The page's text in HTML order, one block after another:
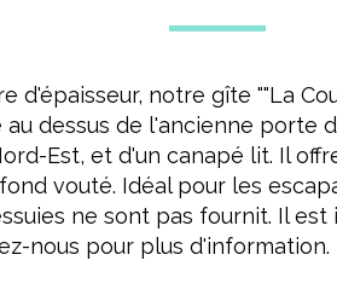
d'épaisseur, notre gîte ""La
dessus de l'ancienne porte
Est, et d'un canapé lit. Il
vouté. Idéal pour les
ne sont pas fournit. Il
nous pour plus d'information.